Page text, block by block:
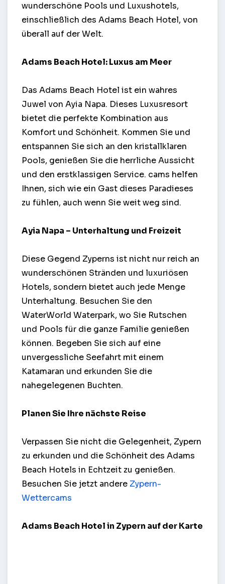
wunderschöne Pools und Luxushotels,
einschließlich des Adams Beach Hotel, von
überall auf der Welt.
Adams Beach Hotel: Luxus am Meer
Das Adams Beach Hotel ist ein wahres
Juwel von Ayia Napa. Dieses Luxusresort
bietet die perfekte Kombination aus
Komfort und Schönheit. Kommen Sie und
entspannen Sie sich an den kristallklaren
Pools, genießen Sie die herrliche Aussicht
und den erstklassigen Service. cams helfen
Ihnen, sich wie ein Gast dieses Paradieses
zu fühlen, auch wenn Sie weit weg sind.
Ayia Napa – Unterhaltung und Freizeit
Diese Gegend Zyperns ist nicht nur reich an
wunderschönen Stränden und luxuriösen
Hotels, sondern bietet auch jede Menge
Unterhaltung. Besuchen Sie den
WaterWorld Waterpark, wo Sie Rutschen
und Pools für die ganze Familie genießen
können. Begeben Sie sich auf eine
unvergessliche Seefahrt mit einem
Katamaran und erkunden Sie die
nahegelegenen Buchten.
Planen Sie Ihre nächste Reise
Verpassen Sie nicht die Gelegenheit, Zypern
zu erkunden und die Schönheit des Adams
Beach Hotels in Echtzeit zu genießen.
Besuchen Sie jetzt andere Zypern-
Wettercams
Adams Beach Hotel in Zypern auf der Karte